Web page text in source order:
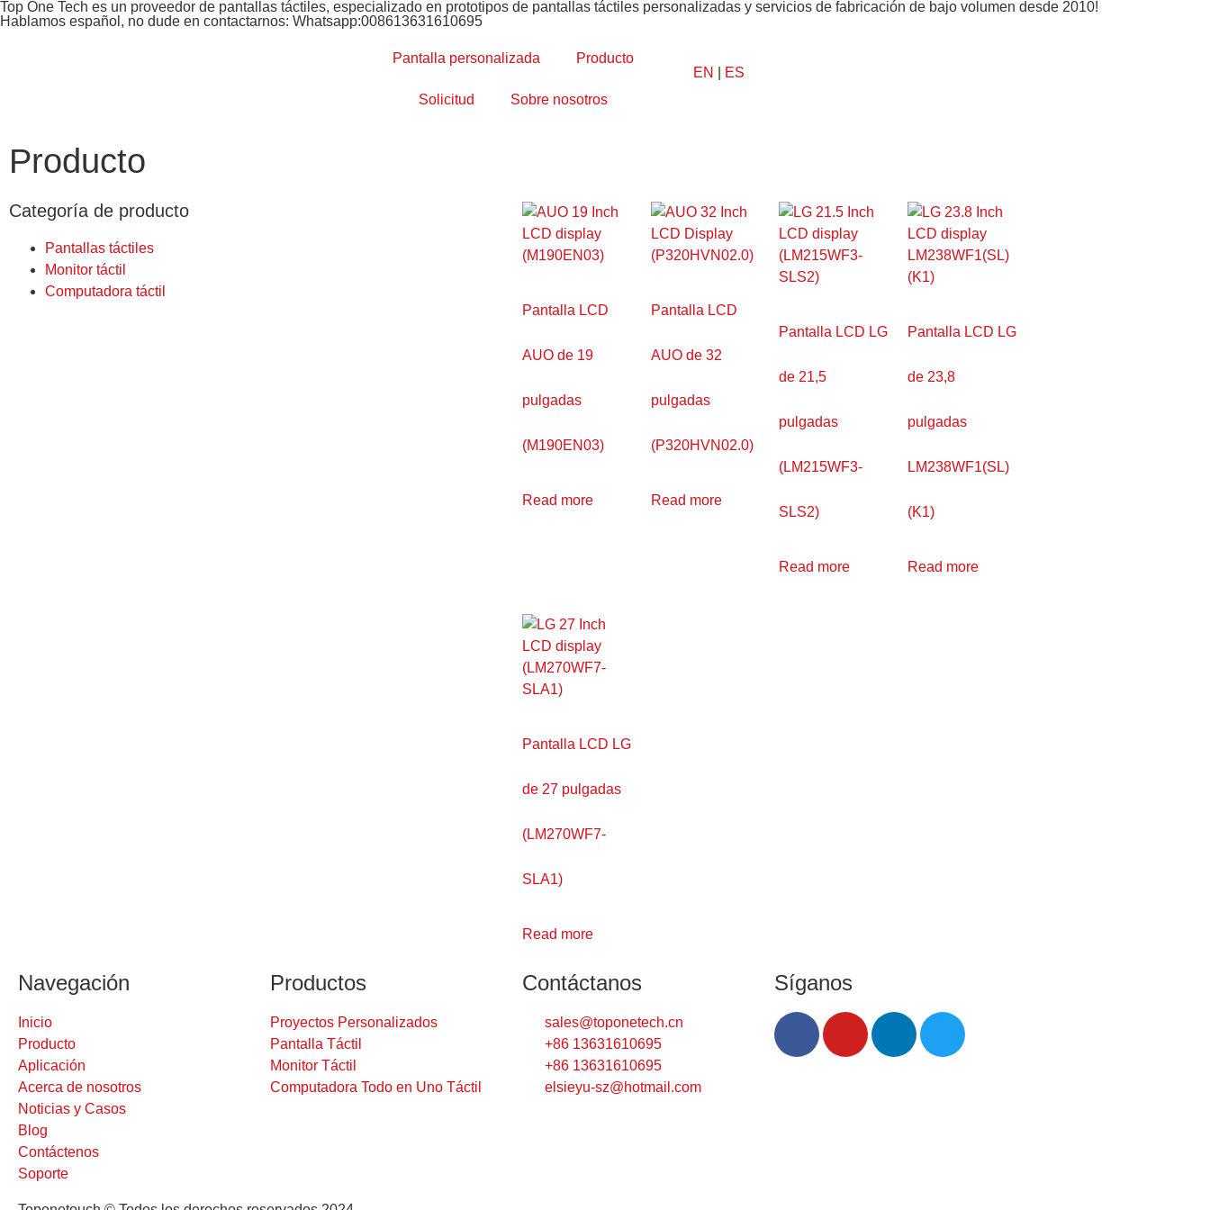
Top One Tech es un proveedor de pantallas táctiles, especializado en prototipos de pantallas táctiles personalizadas y servicios de fabricación de bajo volumen desde 2010!
Hablamos español, no dude en contactarnos: Whatsapp:008613631610695
Pantalla personalizada Producto
Solicitud Sobre nosotros
EN ES
Producto
Categoría de producto
Pantallas táctiles
Monitor táctil
Computadora táctil
Pantalla LCD
AUO de 19
pulgadas
(M190EN03)
Read more
Pantalla LCD
AUO de 32
pulgadas
(P320HVN02.0)
Read more
Pantalla LCD LG
de 21,5
pulgadas
(LM215WF3-
SLS2)
Read more
Pantalla LCD LG
de 23,8
pulgadas
LM238WF1(SL)
(K1)
Read more
Pantalla LCD LG
de 27 pulgadas
(LM270WF7-
SLA1)
Read more
Navegación
Inicio
Producto
Aplicación
Acerca de nosotros
Noticias y Casos
Blog
Contáctenos
Soporte
Productos
Proyectos Personalizados
Pantalla Táctil
Monitor Táctil
Computadora Todo en Uno Táctil
Contáctanos
sales@toponetech.cn
+86 13631610695
+86 13631610695
elsieyu-sz@hotmail.com
Síganos